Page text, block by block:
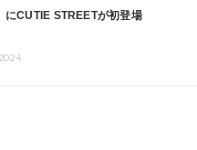
にCUTIE STREETが初登場